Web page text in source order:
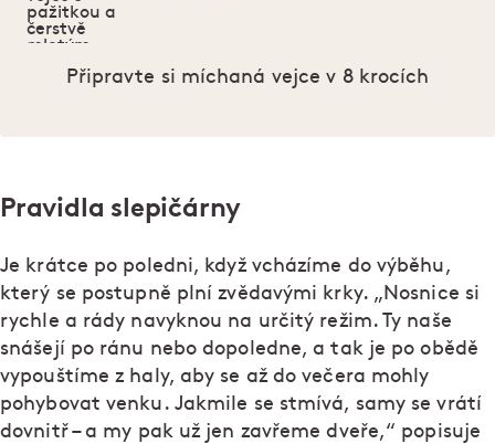
Připravte si míchaná vejce v 8 krocích
Pravidla slepičárny
Je krátce po poledni, když vcházíme do výběhu,
který se postupně plní zvědavými krky. „Nosnice si
rychle a rády navyknou na určitý režim. Ty naše
snášejí po ránu nebo dopoledne, a tak je po obědě
vypouštíme z haly, aby se až do večera mohly
pohybovat venku. Jakmile se stmívá, samy se vrátí
dovnitř – a my pak už jen zavřeme dveře,“ popisuje